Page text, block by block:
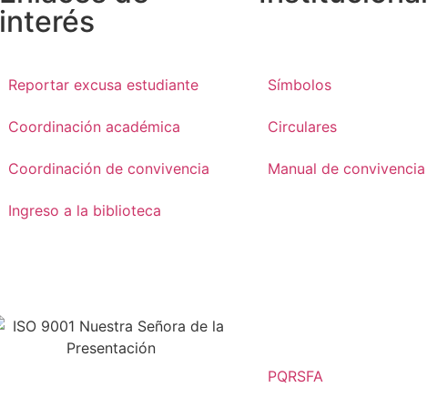
interés
Reportar excusa estudiante
Coordinación académica
Coordinación de convivencia
Ingreso a la biblioteca
Símbolos
Circulares
Manual de convivencia
PQRSFA